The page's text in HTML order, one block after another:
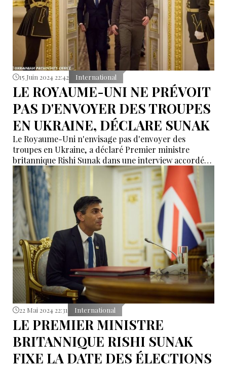
15 Juin 2024 22:42 International
LE ROYAUME-UNI NE PRÉVOIT
PAS D'ENVOYER DES TROUPES
EN UKRAINE, DÉCLARE SUNAK
Le Royaume-Uni n'envisage pas d'envoyer des
troupes en Ukraine, a déclaré Premier ministre
britannique Rishi Sunak dans une interview accordée
au journal italien La Repubblica le 14 juin.
22 Mai 2024 22:31 International
LE PREMIER MINISTRE
BRITANNIQUE RISHI SUNAK
FIXE LA DATE DES ÉLECTIONS